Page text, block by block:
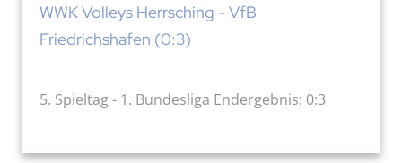
WWK Volleys Herrsching - VfB
Friedrichshafen (0:3)
5. Spieltag - 1. Bundesliga Endergebnis: 0:3